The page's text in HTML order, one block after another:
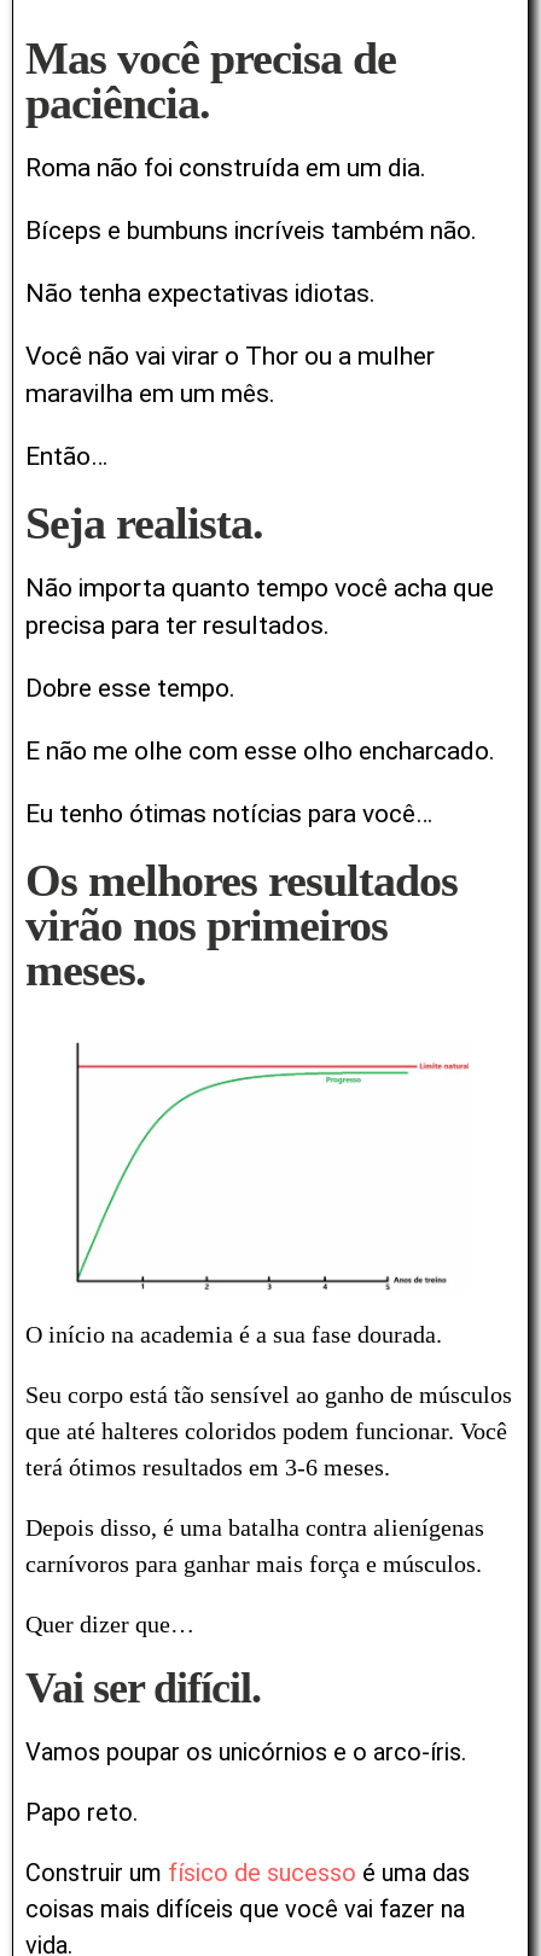
Mas você precisa de
paciência.
Roma não foi construída em um dia.
Bíceps e bumbuns incríveis também não.
Não tenha expectativas idiotas.
Você não vai virar o Thor ou a mulher
maravilha em um mês.
Então…
Seja realista.
Não importa quanto tempo você acha que
precisa para ter resultados.
Dobre esse tempo.
E não me olhe com esse olho encharcado.
Eu tenho ótimas notícias para você…
Os melhores resultados
virão nos primeiros
meses.
O início na academia é a sua fase dourada.
Seu corpo está tão sensível ao ganho de músculos
que até halteres coloridos podem funcionar. Você
terá ótimos resultados em 3-6 meses.
Depois disso, é uma batalha contra alienígenas
carnívoros para ganhar mais força e músculos.
Quer dizer que…
Vai ser difícil.
Vamos poupar os unicórnios e o arco-íris.
Papo reto.
Construir um físico de sucesso é uma das
coisas mais difíceis que você vai fazer na
vida.